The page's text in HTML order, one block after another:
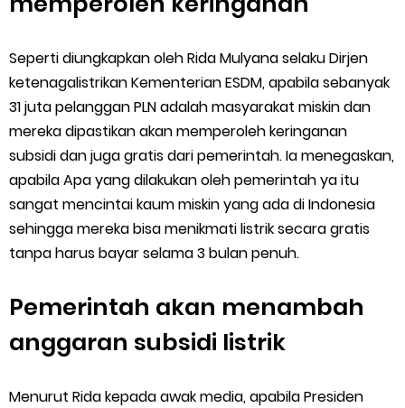
Seperti diungkapkan oleh Rida Mulyana selaku Dirjen
ketenagalistrikan Kementerian ESDM, apabila sebanyak
31 juta pelanggan PLN adalah masyarakat miskin dan
mereka dipastikan akan memperoleh keringanan
subsidi dan juga gratis dari pemerintah. Ia menegaskan,
apabila Apa yang dilakukan oleh pemerintah ya itu
sangat mencintai kaum miskin yang ada di Indonesia
sehingga mereka bisa menikmati listrik secara gratis
tanpa harus bayar selama 3 bulan penuh.
Pemerintah akan menambah
anggaran subsidi listrik
Menurut Rida kepada awak media, apabila Presiden